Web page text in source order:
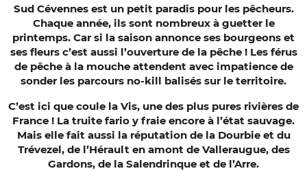
Sud Cévennes est un petit paradis pour les pêcheurs.
Chaque année, ils sont nombreux à guetter le
printemps. Car si la saison annonce ses bourgeons et
ses fleurs c’est aussi l’ouverture de la pêche ! Les férus
de pêche à la mouche attendent avec impatience de
sonder les parcours no-kill balisés sur le territoire.
C’est ici que coule la Vis, une des plus pures rivières de
France ! La truite fario y fraie encore à l’état sauvage.
Mais elle fait aussi la réputation de la Dourbie et du
Trévezel, de l’Hérault en amont de Valleraugue, des
Gardons, de la Salendrinque et de l’Arre.